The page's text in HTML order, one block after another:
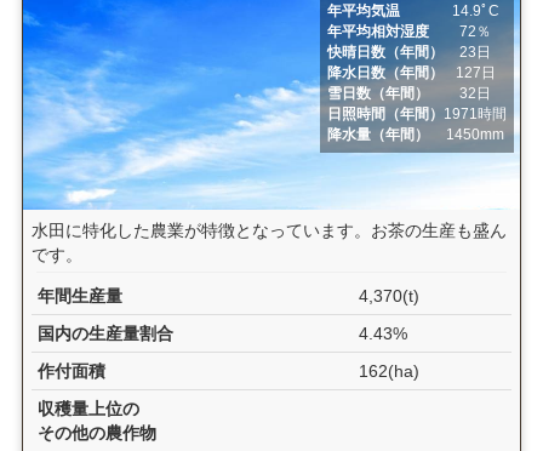
年平均気温
14.9ﾟC
年平均相対湿度
72％
快晴日数（年間）
23日
降水日数（年間）
127日
雪日数（年間）
32日
日照時間（年間） 1971時間
降水量（年間）
1450mm
水田に特化した農業が特徴となっています。お茶の生産も盛ん
です。
年間生産量
4,370(t)
国内の生産量割合
4.43%
作付面積
162(ha)
収穫量上位の
その他の農作物